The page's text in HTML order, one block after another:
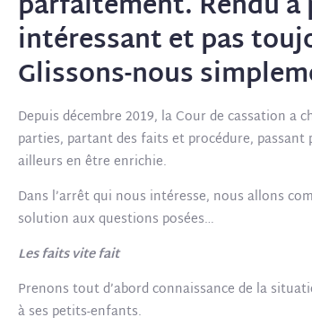
intéressant et pas
Glissons-nous
Depuis décembre 2019, la Cour de cassation
parties, partant des faits et procédure, passant
ailleurs en être enrichie.
Dans l’arrêt qui nous intéresse, nous allons
solution aux questions posées…
Les faits vite fait
Prenons tout d’abord connaissance de la
à ses petits-enfants.